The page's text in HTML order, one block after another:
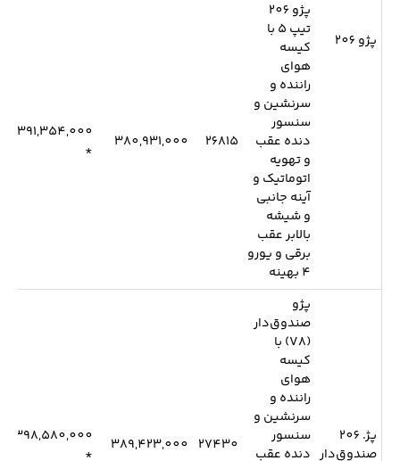
پژو 206
پژو 206
تیپ 5 با
کیسه
هوای
راننده و
سرنشین و
سنسور
دنده عقب
و تهویه
اتوماتیک و
آینه جانبی
و شیشه
بالابر عقب
برقی و یورو
4 بهینه
26815
380,931,000
391,354,000
*
پژ. 206
صندوق‌دار
پژو
صندوق‌دار
(V8) با
کیسه
هوای
راننده و
سرنشین و
سنسور
دنده عقب
27430
389,423,000
398,580,000
*